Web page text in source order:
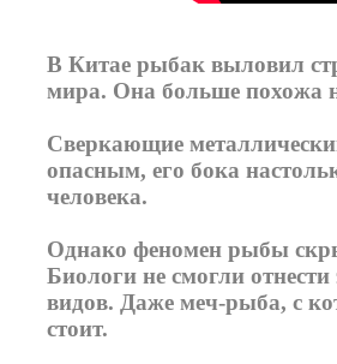
В Китае рыбак выловил
мира. Она больше похожа
Сверкающие
опасным, его бока
человека.
Однако феномен рыбы
Биологи не смогли
видов. Даже меч-рыба, с
стоит.